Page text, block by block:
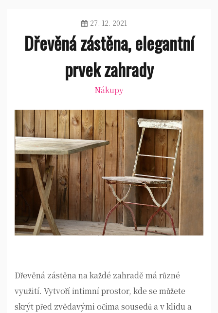
27. 12. 2021
Dřevěná zástěna, elegantní
prvek zahrady
Nákupy
Dřevěná zástěna na každé zahradě má různé
využití. Vytvoří intimní prostor, kde se můžete
skrýt před zvědavými očima sousedů a v klidu a